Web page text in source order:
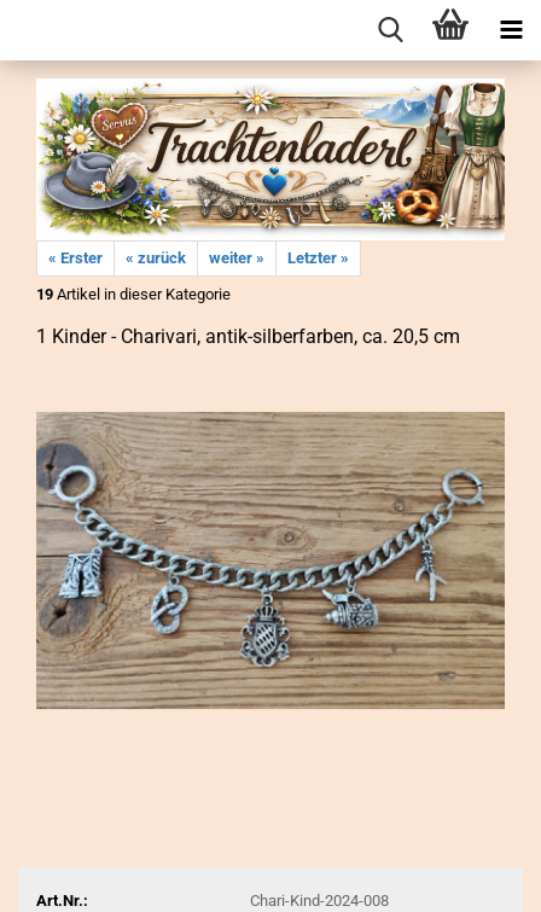
« Erster « zurück weiter »
Letzter »
19 Artikel in dieser Kategorie
1 Kin­der - Cha­ri­va­ri, antik-​silberfarben, ca. 20,5 cm
Art.Nr.:
Chari-Kind-2024-008